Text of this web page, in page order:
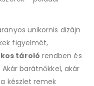
unikornis dizájn
figyelmét,
tároló rendben és
barátnőkkel, akár
készlet remek